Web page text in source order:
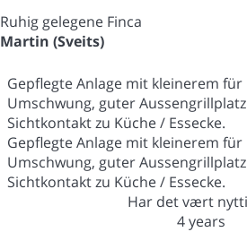
Ruhig gelegene Finca
Martin (Sveits)
Gepflegte Anlage mit kleinerem
Umschwung, guter
Sichtkontakt zu Küche / Essecke.
Gepflegte Anlage mit kleinerem
Umschwung, guter
Sichtkontakt zu Küche / Essecke.
Har det vært
4 years